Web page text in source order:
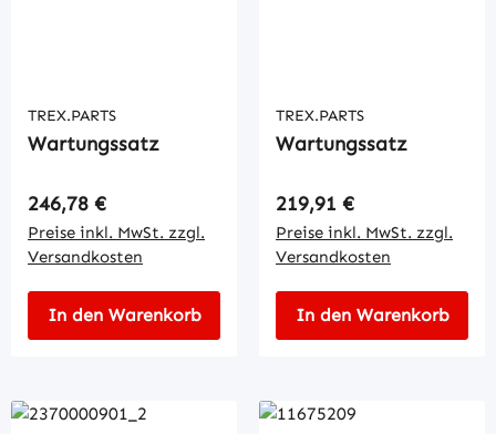
TREX.PARTS
Wartungssatz
Regulärer Preis:
246,78 €
Preise inkl. MwSt. zzgl.
Versandkosten
In den Warenkorb
TREX.PARTS
Wartungssatz
Regulärer Preis:
219,91 €
Preise inkl. MwSt. zzgl.
Versandkosten
In den Warenkorb